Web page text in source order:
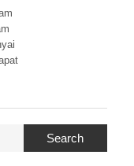
Search